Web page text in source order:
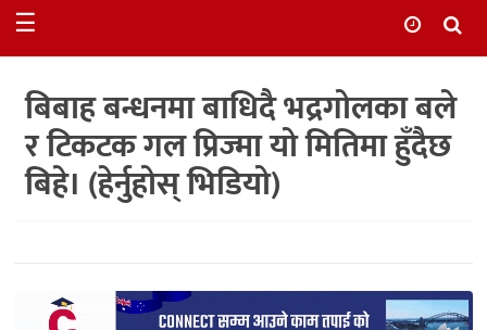
अन्तर्वार्ता
समाज
साहित्य
☰
बिबाह बन्धनमा बाधिदै भद्रगोलका बले
र टिकटक गल प्रिज्मा यो मितिमा हुँदैछ
बिहे। (हेर्नुहोस् भिडियो)